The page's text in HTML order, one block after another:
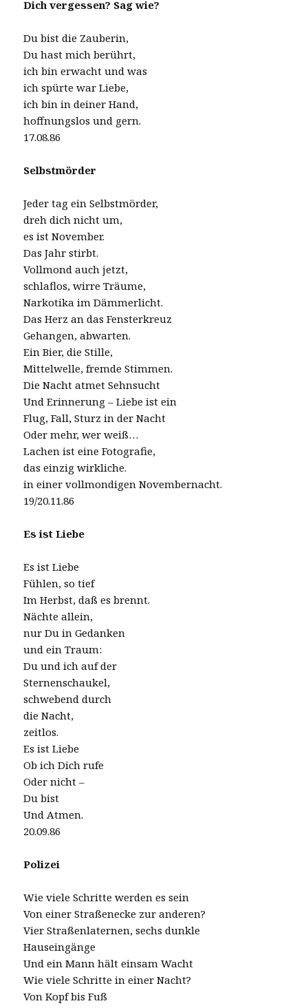
Dich vergessen? Sag wie?
Du bist die Zauberin,
Du hast mich berührt,
ich bin erwacht und was
ich spürte war Liebe,
ich bin in deiner Hand,
hoffnungslos und gern.
17.08.86
Selbstmörder
Jeder tag ein Selbstmörder,
dreh dich nicht um,
es ist November.
Das Jahr stirbt.
Vollmond auch jetzt,
schlaflos, wirre Träume,
Narkotika im Dämmerlicht.
Das Herz an das Fensterkreuz
Gehangen, abwarten.
Ein Bier, die Stille,
Mittelwelle, fremde Stimmen.
Die Nacht atmet Sehnsucht
Und Erinnerung – Liebe ist ein
Flug, Fall, Sturz in der Nacht
Oder mehr, wer weiß…
Lachen ist eine Fotografie,
das einzig wirkliche.
in einer vollmondigen Novembernacht.
19/20.11.86
Es ist Liebe
Es ist Liebe
Fühlen, so tief
Im Herbst, daß es brennt.
Nächte allein,
nur Du in Gedanken
und ein Traum:
Du und ich auf der
Sternenschaukel,
schwebend durch
die Nacht,
zeitlos.
Es ist Liebe
Ob ich Dich rufe
Oder nicht –
Du bist
Und Atmen.
20.09.86
Polizei
Wie viele Schritte werden es sein
Von einer Straßenecke zur anderen?
Vier Straßenlaternen, sechs dunkle
Hauseingänge
Und ein Mann hält einsam Wacht
Wie viele Schritte in einer Nacht?
Von Kopf bis Fuß